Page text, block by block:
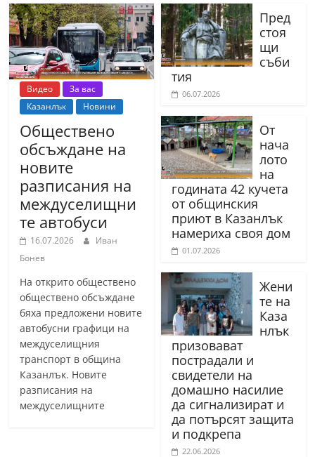
Видео
За вас
Казанлък
Новини
Обществено
обсъждане на
новите
разписания на
междуселищни
те автобуси
16.07.2026
Иван
Бонев
На открито обществено
обществено обсъждане
бяха предложени новите
автобусни графици на
междуселищния
транспорт в община
Казанлък. Новите
разписания на
междуселищните
Пред
стоя
щи
съби
тия
06.07.2026
От
нача
лото
на
годината 42 кучета
от общинския
приют в Казанлък
намериха своя дом
01.07.2026
Жени
те на
Каза
нлък
призовават
пострадали и
свидетели на
домашно насилие
да сигнализират и
да потърсят защита
и подкрепа
22.06.2026